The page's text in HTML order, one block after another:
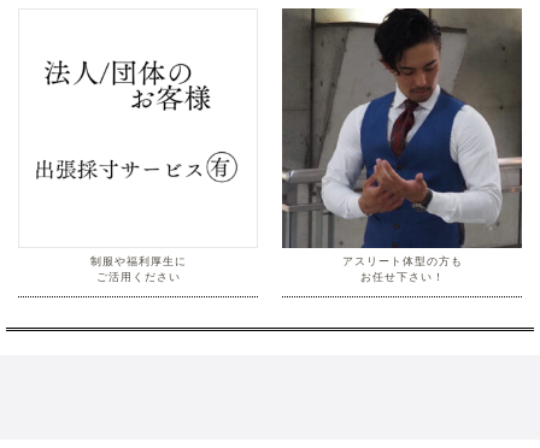
制服や福利厚生に
ご活用ください
アスリート体型の方も
お任せ下さい！